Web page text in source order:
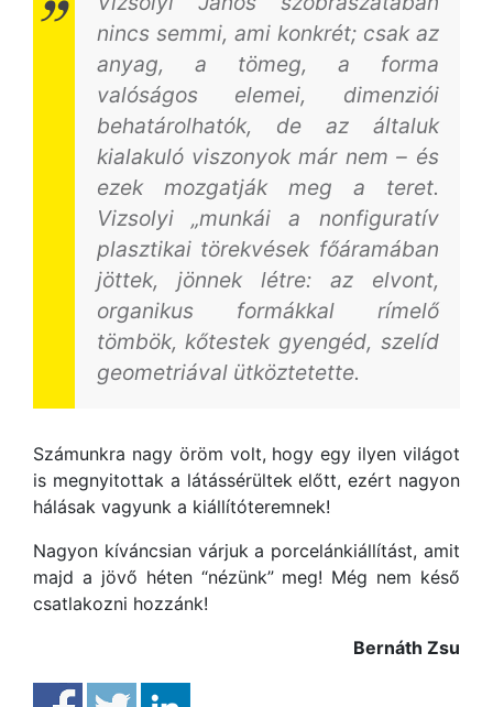
nincs semmi, ami konkrét; csak az
anyag, a tömeg, a forma
valóságos elemei, dimenziói
behatárolhatók, de az általuk
kialakuló viszonyok már nem – és
ezek mozgatják meg a teret.
Vizsolyi „munkái a nonfiguratív
plasztikai törekvések főáramában
jöttek, jönnek létre: az elvont,
organikus formákkal rímelő
tömbök, kőtestek gyengéd, szelíd
geometriával ütköztetette.
Számunkra nagy öröm volt, hogy egy ilyen világot
is megnyitottak a látássérültek előtt, ezért nagyon
hálásak vagyunk a kiállítóteremnek!
Nagyon kíváncsian várjuk a porcelánkiállítást, amit
majd a jövő héten “nézünk” meg! Még nem késő
csatlakozni hozzánk!
Bernáth Zsu